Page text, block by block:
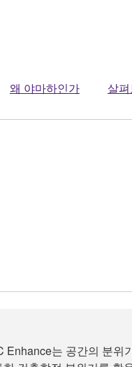
왜 야마하인가 살
Enhance는 공간의 분위